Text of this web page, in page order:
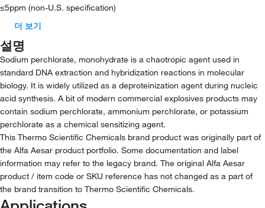
≤5ppm (non-U.S. specification)
더 보기
설명
Sodium perchlorate, monohydrate is a chaotropic agent used in
standard DNA extraction and hybridization reactions in molecular
biology. It is widely utilized as a deproteinization agent during nucleic
acid synthesis. A bit of modern commercial explosives products may
contain sodium perchlorate, ammonium perchlorate, or potassium
perchlorate as a chemical sensitizing agent.
This Thermo Scientific Chemicals brand product was originally part of
the Alfa Aesar product portfolio. Some documentation and label
information may refer to the legacy brand. The original Alfa Aesar
product / item code or SKU reference has not changed as a part of
the brand transition to Thermo Scientific Chemicals.